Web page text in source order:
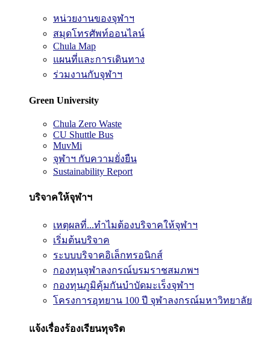
หน่วยงานของจุฬาฯ
สมุดโทรศัพท์ออนไลน์
Chula Map
แผนที่และการเดินทาง
ร่วมงานกับจุฬาฯ
Green University
Chula Zero Waste
CU Shuttle Bus
MuvMi
จุฬาฯ กับความยั่งยืน
Sustainability Report
บริจาคให้จุฬาฯ
เหตุผลที่...ทำไมต้องบริจาคให้จุฬาฯ
เริ่มต้นบริจาค
ระบบบริจาคอิเล็กทรอนิกส์
กองทุนจุฬาลงกรณ์บรมราชสมภพฯ
กองทุนภูมิคุ้มกันบำบัดมะเร็งจุฬาฯ
โครงการอุทยาน 100 ปี จุฬาลงกรณ์มหาวิทยาลัย
แจ้งเรื่องร้องเรียนทุจริต